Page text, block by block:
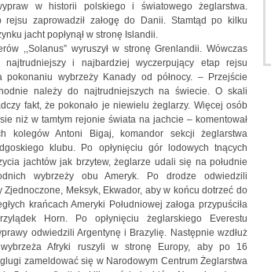
w historii polskiego i światowego żeglarstwa.
rejsu zaprowadził załogę do Danii. Stamtąd po kilku
jacht popłynął w stronę Islandii.
,,Solanus” wyruszył w stronę Grenlandii. Wówczas
najtrudniejszy i najbardziej wyczerpujący etap rejsu
pokonaniu wybrzeży Kanady od północy. – Przejście
należy do najtrudniejszych na świecie. O skali
fakt, że pokonało je niewielu żeglarzy. Więcej osób
niż w tamtym rejonie świata na jachcie – komentował
kolegów Antoni Bigaj, komandor sekcji żeglarstwa
klubu. Po opłynięciu gór lodowych tnących
jachtów jak brzytew, żeglarze udali się na południe
wybrzeży obu Ameryk. Po drodze odwiedzili
Zjednoczone, Meksyk, Ekwador, aby w końcu dotrzeć do
krańcach Ameryki Południowej załoga przypuściła
Horn. Po opłynięciu żeglarskiego Everestu
odwiedzili Argentynę i Brazylię. Następnie wzdłuż
Afryki ruszyli w stronę Europy, aby po 16
zameldować się w Narodowym Centrum Żeglarstwa